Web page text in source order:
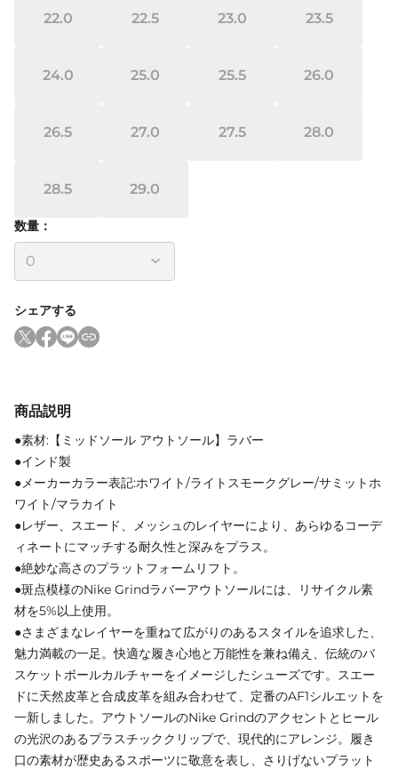
22.0 22.5 23.0 23.5
24.0 25.0 25.5 26.0
26.5 27.0 27.5 28.0
28.5 29.0
数量：
シェアする
商品説明
●素材:【ミッドソール アウトソール】ラバー
●インド製
●メーカーカラー表記:ホワイト/ライトスモークグレー/サミットホ
ワイト/マラカイト
●レザー、スエード、メッシュのレイヤーにより、あらゆるコーデ
ィネートにマッチする耐久性と深みをプラス。
●絶妙な高さのプラットフォームリフト。
●斑点模様のNike Grindラバーアウトソールには、リサイクル素
材を5%以上使用。
●さまざまなレイヤーを重ねて広がりのあるスタイルを追求した、
魅力満載の一足。快適な履き心地と万能性を兼ね備え、伝統のバ
スケットボールカルチャーをイメージしたシューズです。スエー
ドに天然皮革と合成皮革を組み合わせて、定番のAF1シルエットを
一新しました。アウトソールのNike Grindのアクセントとヒール
の光沢のあるプラスチッククリップで、現代的にアレンジ。履き
口の素材が歴史あるスポーツに敬意を表し、さりげないプラット